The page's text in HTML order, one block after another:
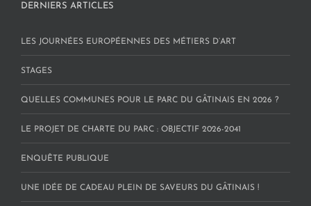
DERNIERS ARTICLES
LES JOURNÉES EUROPÉENNES DES MÉTIERS D’ART
STAGES
QUELLES COMMUNES POUR LE PARC DU GÂTINAIS EN 2026 ?
LE PROJET DE CHARTE DU PARC : OBJECTIF 2026-2041
ENQUÊTE PUBLIQUE
UNE IDÉE DE CADEAU PLEIN DE SAVEURS DU GÂTINAIS !